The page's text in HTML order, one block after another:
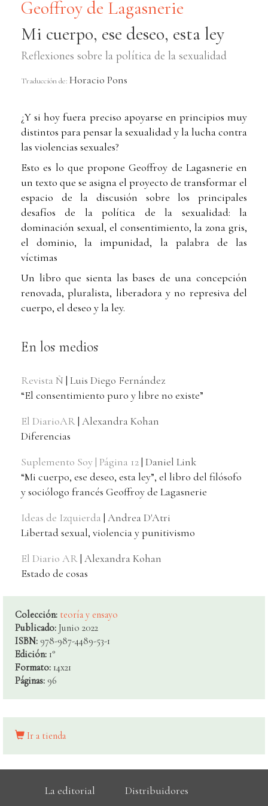
Geoffroy de Lagasnerie
Mi cuerpo, ese deseo, esta ley
Reflexiones sobre la política de la sexualidad
Traducción de: Horacio Pons
¿Y si hoy fuera preciso apoyarse en principios muy
distintos para pensar la sexualidad y la lucha contra
las violencias sexuales?
Esto es lo que propone Geoffroy de Lagasnerie en
un texto que se asigna el proyecto de transformar el
espacio de la discusión sobre los principales
desafíos de la política de la sexualidad: la
dominación sexual, el consentimiento, la zona gris,
el dominio, la impunidad, la palabra de las
víctimas
Un libro que sienta las bases de una concepción
renovada, pluralista, liberadora y no represiva del
cuerpo, el deseo y la ley.
En los medios
Revista Ñ | Luis Diego Fernández
“El consentimiento puro y libre no existe”
El DiarioAR| Alexandra Kohan
Diferencias
Suplemento Soy | Página 12| Daniel Link
“Mi cuerpo, ese deseo, esta ley”, el libro del filósofo
y sociólogo francés Geoffroy de Lagasnerie
Ideas de Izquierda | Andrea D'Atri
Libertad sexual, violencia y punitivismo
El Diario AR| Alexandra Kohan
Estado de cosas
Colección: teoría y ensayo
Publicado: Junio 2022
ISBN: 978-987-4489-53-1
Edición: 1°
Formato: 14x21
Páginas: 96
Ir a tienda
La editorial
Distribuidores